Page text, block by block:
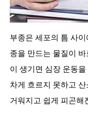
부종은 세포의 틈 사
종을 만드는 물질이
이 생기면 심장 운동
차게 흐르지 못하고
거워지고 쉽게 피곤해